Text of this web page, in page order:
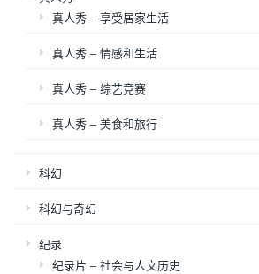
真人秀 – 享受居家生活
真人秀 – 情感和生活
真人秀 – 综艺竞赛
真人秀 – 美食和旅行
科幻
科幻与奇幻
纪录
纪录片 – 社会与人文历史